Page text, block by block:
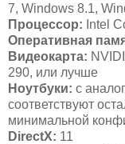
7, Windows 8.1,
Процессор: Intel
Оперативная
Видеокарта:
290, или лучше
Ноутбуки: с
соответствуют
минимальной
DirectX: 11